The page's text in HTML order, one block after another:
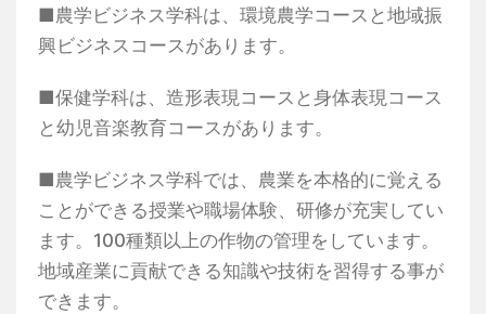
■農学ビジネス学科は、環境農学コースと地域振
興ビジネスコースがあります。
■保健学科は、造形表現コースと身体表現コース
と幼児音楽教育コースがあります。
■農学ビジネス学科では、農業を本格的に覚える
ことができる授業や職場体験、研修が充実してい
ます。100種類以上の作物の管理をしています。
地域産業に貢献できる知識や技術を習得する事が
できます。